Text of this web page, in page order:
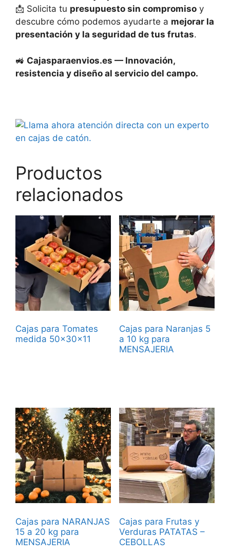
📩 Solicita tu presupuesto sin compromiso y
descubre cómo podemos ayudarte a mejorar la
presentación y la seguridad de tus frutas.
🚜 Cajasparaenvios.es — Innovación,
resistencia y diseño al servicio del campo.
Productos
relacionados
Cajas para Tomates
medida 50x30x11
Cajas para Naranjas 5
a 10 kg para
MENSAJERIA
Cajas para NARANJAS
15 a 20 kg para
MENSAJERIA
Cajas para Frutas y
Verduras PATATAS –
CEBOLLAS